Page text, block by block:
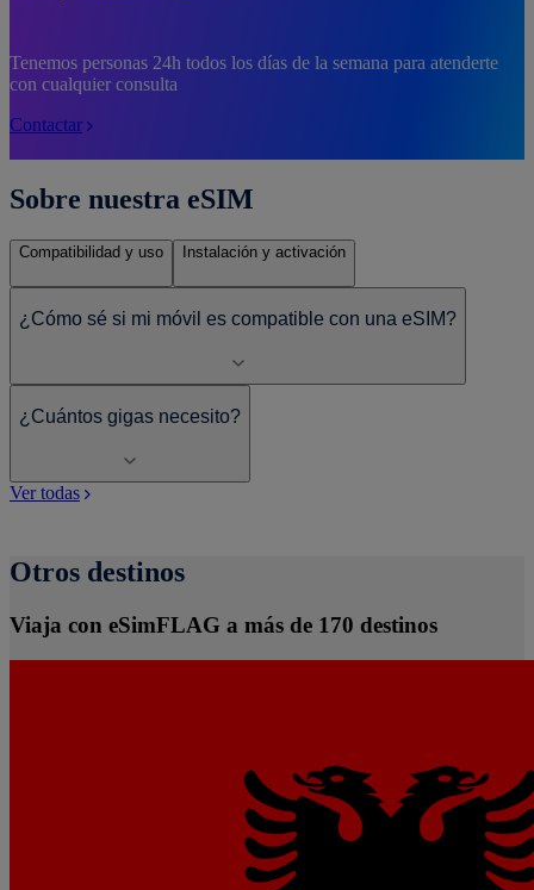
Tenemos personas 24h todos los días de la semana para atenderte
con cualquier consulta
Contactar
Sobre nuestra eSIM
Compatibilidad y uso Instalación y activación
¿Cómo sé si mi móvil es compatible con una eSIM?
¿Cuántos gigas necesito?
Ver todas
Otros destinos
Viaja con eSimFLAG a más de 170 destinos